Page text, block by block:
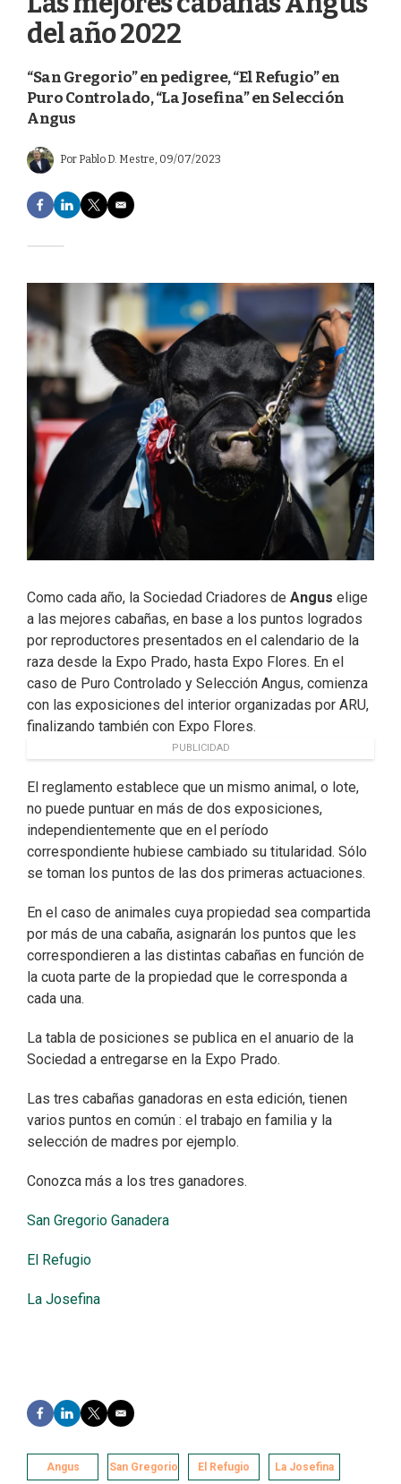
del año 2022
“San Gregorio” en pedigree, “El Refugio” en
Puro Controlado, “La Josefina” en Selección
Angus
Por Pablo D. Mestre, 09/07/2023
F
a
e
o
o
k
L
i
d
T
w
e
E
m
Como cada año, la Sociedad Criadores de Angus elige
a las mejores cabañas, en base a los puntos logrados
por reproductores presentados en el calendario de la
raza desde la Expo Prado, hasta Expo Flores. En el
caso de Puro Controlado y Selección Angus, comienza
con las exposiciones del interior organizadas por ARU,
finalizando también con Expo Flores.
PUBLICIDAD
El reglamento establece que un mismo animal, o lote,
no puede puntuar en más de dos exposiciones,
independientemente que en el período
correspondiente hubiese cambiado su titularidad. Sólo
se toman los puntos de las dos primeras actuaciones.
En el caso de animales cuya propiedad sea compartida
por más de una cabaña, asignarán los puntos que les
correspondieren a las distintas cabañas en función de
la cuota parte de la propiedad que le corresponda a
cada una.
La tabla de posiciones se publica en el anuario de la
Sociedad a entregarse en la Expo Prado.
Las tres cabañas ganadoras en esta edición, tienen
varios puntos en común : el trabajo en familia y la
selección de madres por ejemplo.
Conozca más a los tres ganadores.
San Gregorio Ganadera
El Refugio
La Josefina
F
a
b
L
i
k
e
T
w
t
E
m
i
l
Angus San Gregorio El Refugio La Josefina